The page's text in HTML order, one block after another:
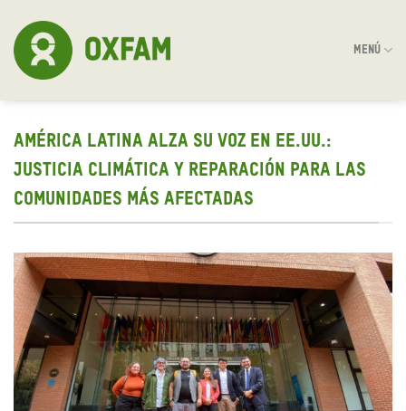
content
MENÚ
AMÉRICA LATINA ALZA SU VOZ EN EE.UU.:
JUSTICIA CLIMÁTICA Y REPARACIÓN PARA LAS
COMUNIDADES MÁS AFECTADAS